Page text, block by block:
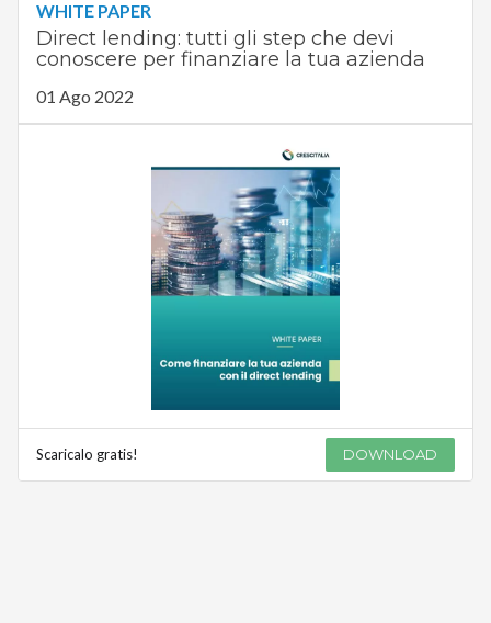
WHITE PAPER
Direct lending: tutti gli step che devi
conoscere per finanziare la tua azienda
01 Ago 2022
Scaricalo gratis! DOWNLOAD